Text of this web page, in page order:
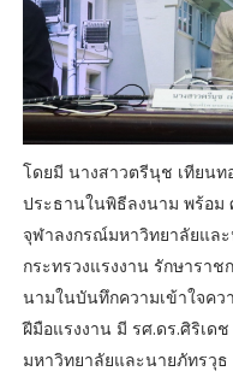
โดยมี นางสาวตรีนุช เทียนท
ประธานในพิธีลงนาม พร้อม
จุฬาลงกรณ์มหาวิทยาลัยแล
กระทรวงแรงงาน รักษารา
นามในบันทึกความเข้าใจค
ฝีมือแรงงาน มี รศ.ดร.ศิริเด
มหาวิทยาลัยและนายภัทรวุ